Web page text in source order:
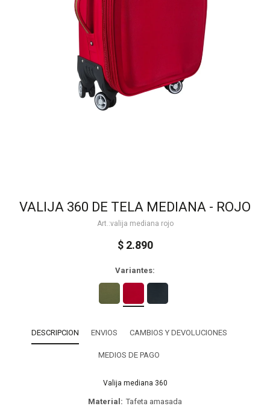
VALIJA 360 DE TELA MEDIANA - ROJO
valija mediana rojo
$ 2.890
Variantes:
DESCRIPCION ENVIOS CAMBIOS Y DEVOLUCIONES
MEDIOS DE PAGO
Valija mediana 360
Material
Tafeta amasada